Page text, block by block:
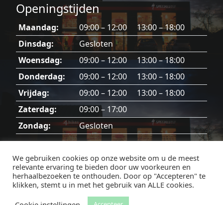
Openingstijden
Maandag:
09:00 – 12:00 13:00 – 18:00
Dinsdag:
Gesloten
Woensdag:
09:00 – 12:00 13:00 – 18:00
Donderdag:
09:00 – 12:00 13:00 – 18:00
Vrijdag:
09:00 – 12:00 13:00 – 18:00
Zaterdag:
09:00 – 17:00
Zondag:
Gesloten
FacebookInstagram
We gebruiken cookies op onze website om u de meest
relevante ervaring te bieden door uw voorkeuren en
herhaalbezoeken te onthouden. Door op "Accepteren" te
klikken, stemt u in met het gebruik van ALLE cookies.